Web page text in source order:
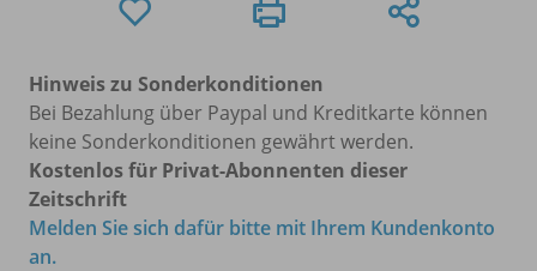
Hinweis zu Sonderkonditionen
Bei Bezahlung über Paypal und Kreditkarte können
keine Sonderkonditionen gewährt werden.
Kostenlos für Privat-Abonnenten dieser
Zeitschrift
Melden Sie sich dafür bitte mit Ihrem Kundenkonto
an.